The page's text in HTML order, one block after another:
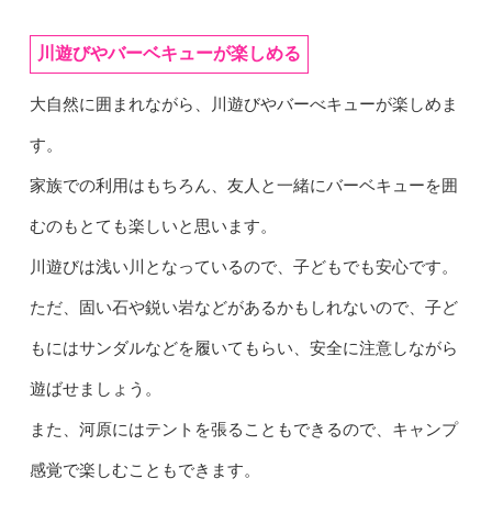
川遊びやバーベキューが楽しめる
大自然に囲まれながら、川遊びやバーべキューが楽しめま
す。
家族での利用はもちろん、友人と一緒にバーベキューを囲
むのもとても楽しいと思います。
川遊びは浅い川となっているので、子どもでも安心です。
ただ、固い石や鋭い岩などがあるかもしれないので、子ど
もにはサンダルなどを履いてもらい、安全に注意しながら
遊ばせましょう。
また、河原にはテントを張ることもできるので、キャンプ
感覚で楽しむこともできます。